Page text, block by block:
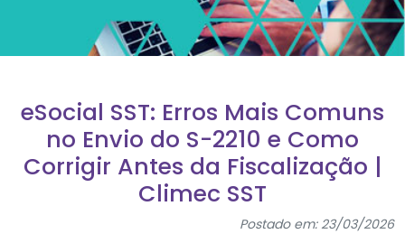
eSocial SST: Erros Mais Comuns
no Envio do S-2210 e Como
Corrigir Antes da Fiscalização |
Climec SST
Postado em: 23/03/2026